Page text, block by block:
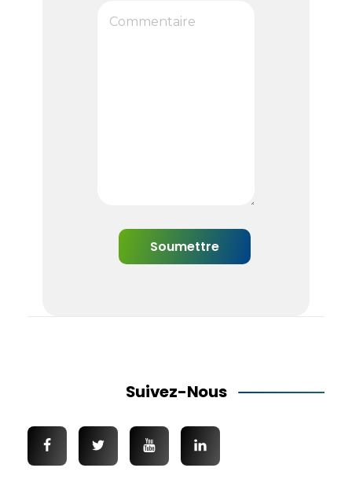
Suivez-Nous